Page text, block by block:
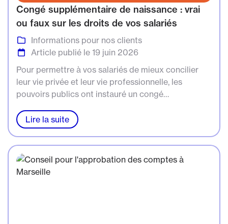
Congé supplémentaire de naissance : vrai
ou faux sur les droits de vos salariés
Informations pour nos clients
Article publié le 19 juin 2026
Pour permettre à vos salariés de mieux concilier
leur vie privée et leur vie professionnelle, les
pouvoirs publics ont instauré un congé
d'accès à ce nouveau congé ayant été récemment
précisées, vos salariés peuvent en bénéficier depuis
le 1er juillet 2026. Ce dispositif concerne les
enfants nés ou adoptés à partir du 1er janvier 2026,
pour une durée d'1 à 2 mois, indemnisée par
Lire la suite